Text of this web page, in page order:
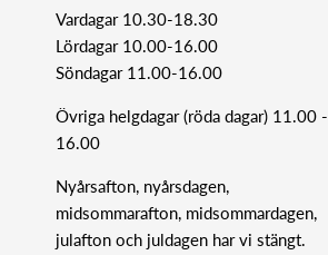
Vardagar 10.30-18.30
Lördagar 10.00-16.00
Söndagar 11.00-16.00
Övriga helgdagar (röda dagar) 11.00 -
16.00
Nyårsafton, nyårsdagen,
midsommarafton, midsommardagen,
julafton och juldagen har vi stängt.